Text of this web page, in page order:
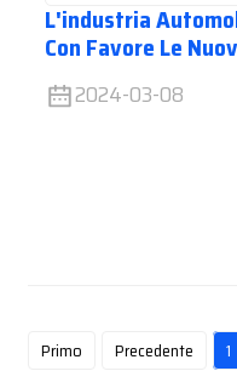
L'industria
Con Favore Le
2024-03-08
Primo Precedente 1